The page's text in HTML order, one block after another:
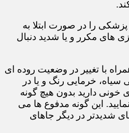
را در صورت ابتلا به
های مکرر و یا شدید دنبال
با تغییر در وضعیت روده ای
سیاه، خرمایی رنگ و یا در
خونی دارید بدون هیچ گونه
این گونه مدفوع ها می
شدیدتر در دیگر جاهای